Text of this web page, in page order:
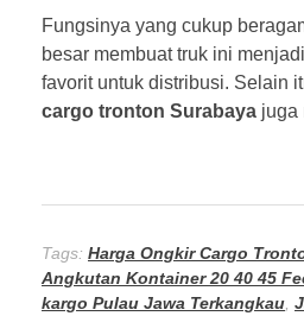
Fungsinya yang cukup
besar membuat truk ini
favorit untuk distribusi. Selain
cargo tronton Surabaya juga
Tags: Harga Ongkir Cargo
Angkutan Kontainer 20 40 45
kargo Pulau Jawa Terkangkau